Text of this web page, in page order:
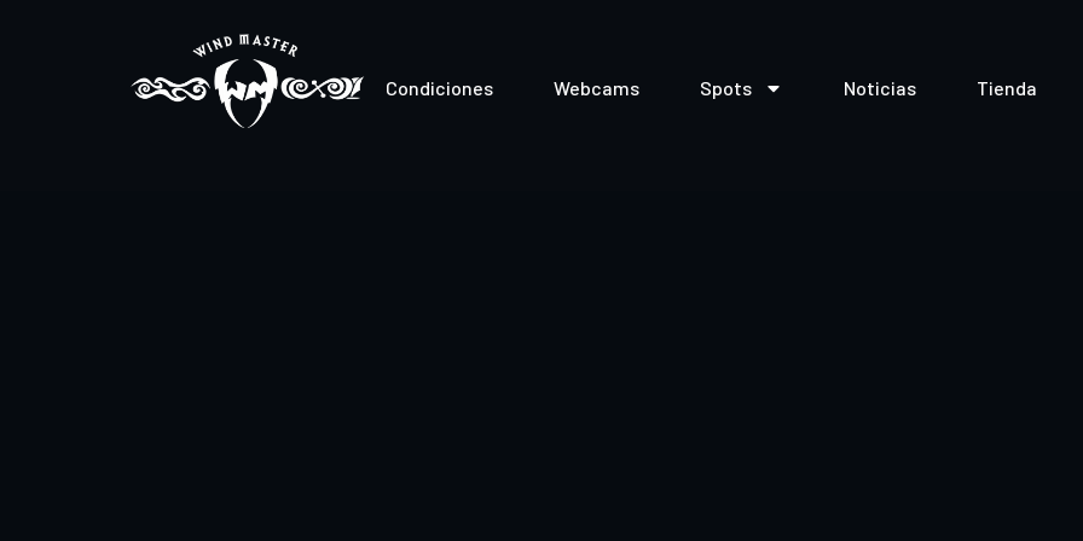
Condiciones Webcams Spots Noticias Tienda